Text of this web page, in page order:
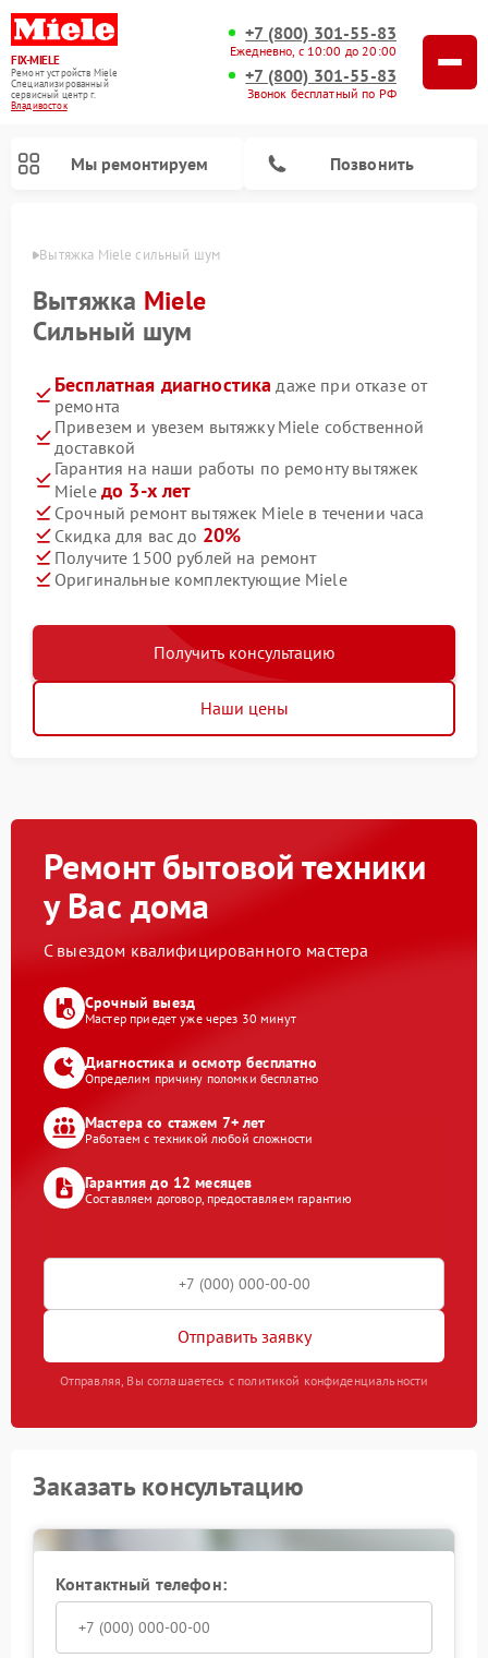
FIX-MIELE
Ремонт устройств Miele
Специализированный
cервисный центр г.
Владивосток
+7 (800) 301-55-83
Ежедневно, с 10:00 до 20:00
+7 (800) 301-55-83
Звонок бесплатный по РФ
Мы ремонтируем Позвонить
Вытяжка Miele сильный шум
Вытяжка Miele
Сильный шум
Бесплатная диагностика даже при отказе от
ремонта
Привезем и увезем вытяжку Miele собственной
доставкой
Гарантия на наши работы по ремонту вытяжек
Miele до 3-х лет
Срочный ремонт вытяжек Miele в течении часа
Скидка для вас до 20%
Получите 1500 рублей на ремонт
Оригинальные комплектующие Miele
Получить консультацию
Наши цены
Ремонт бытовой техники
у Вас дома
С выездом квалифицированного мастера
Срочный выезд
Мастер приедет уже через 30 минут
Диагностика и осмотр бесплатно
Определим причину поломки бесплатно
Мастера со стажем 7+ лет
Работаем с техникой любой сложности
Гарантия до 12 месяцев
Составляем договор, предоставляем гарантию
Отправить заявку
Отправляя, Вы соглашаетесь с политикой конфиденциальности
Заказать консультацию
Контактный телефон: